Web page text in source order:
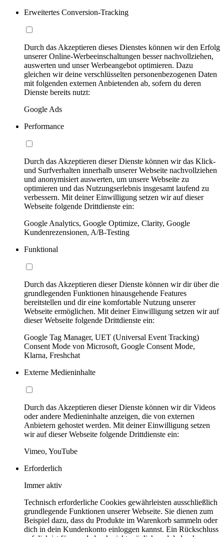
Erweitertes Conversion-Tracking
Durch das Akzeptieren dieses Dienstes können wir den Erfolg
unserer Online-Werbeeinschaltungen besser nachvollziehen,
auswerten und unser Werbeangebot optimieren. Dazu
gleichen wir deine verschlüsselten personenbezogenen Daten
mit folgenden externen Anbietenden ab, sofern du deren
Dienste bereits nutzt:
Google Ads
Performance
Durch das Akzeptieren dieser Dienste können wir das Klick-
und Surfverhalten innerhalb unserer Webseite nachvollziehen
und anonymisiert auswerten, um unsere Webseite zu
optimieren und das Nutzungserlebnis insgesamt laufend zu
verbessern. Mit deiner Einwilligung setzen wir auf dieser
Webseite folgende Drittdienste ein:
Google Analytics, Google Optimize, Clarity, Google
Kundenrezensionen, A/B-Testing
Funktional
Durch das Akzeptieren dieser Dienste können wir dir über die
grundlegenden Funktionen hinausgehende Features
bereitstellen und dir eine komfortable Nutzung unserer
Webseite ermöglichen. Mit deiner Einwilligung setzen wir auf
dieser Webseite folgende Drittdienste ein:
Google Tag Manager, UET (Universal Event Tracking)
Consent Mode von Microsoft, Google Consent Mode,
Klarna, Freshchat
Externe Medieninhalte
Durch das Akzeptieren dieser Dienste können wir dir Videos
oder andere Medieninhalte anzeigen, die von externen
Anbietern gehostet werden. Mit deiner Einwilligung setzen
wir auf dieser Webseite folgende Drittdienste ein:
Vimeo, YouTube
Erforderlich
Immer aktiv
Technisch erforderliche Cookies gewährleisten ausschließlich
grundlegende Funktionen unserer Webseite. Sie dienen zum
Beispiel dazu, dass du Produkte im Warenkorb sammeln oder
dich in dein Kundenkonto einloggen kannst. Ein Rückschluss